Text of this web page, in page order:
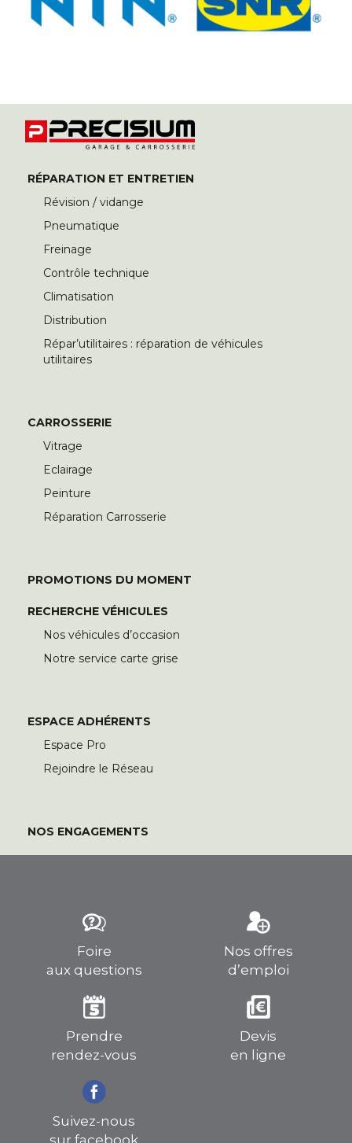
RÉPARATION ET ENTRETIEN
Révision / vidange
Pneumatique
Freinage
Contrôle technique
Climatisation
Distribution
Répar’utilitaires : réparation de véhicules
utilitaires
CARROSSERIE
Vitrage
Eclairage
Peinture
Réparation Carrosserie
PROMOTIONS DU MOMENT
RECHERCHE VÉHICULES
Nos véhicules d’occasion
Notre service carte grise
ESPACE ADHÉRENTS
Espace Pro
Rejoindre le Réseau
NOS ENGAGEMENTS
Foire
aux questions
Nos offres
d’emploi
Prendre
rendez-vous
Devis
en ligne
Suivez-nous
sur facebook